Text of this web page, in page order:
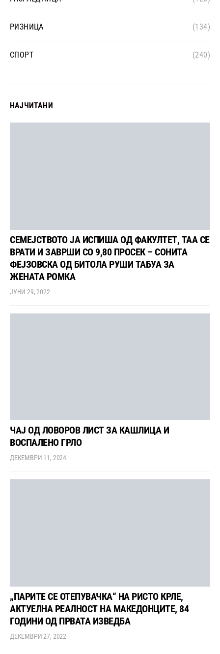
РИЗНИЦА (134)
СПОРТ (240)
НАЈЧИТАНИ
СЕМЕЈСТВОТО ЈА ИСПИША ОД ФАКУЛТЕТ, ТАА СЕ
ВРАТИ И ЗАВРШИ СО 9,80 ПРОСЕК – СОНИТА
ФЕЈЗОВСКА ОД БИТОЛА РУШИ ТАБУА ЗА
ЖЕНАТА РОМКА
ЈУНИ 29, 2022
ЧАЈ ОД ЛОВОРОВ ЛИСТ ЗА КАШЛИЦА И
ВОСПАЛЕНО ГРЛО
ДЕКЕМВРИ 11, 2024
„ПАРИТЕ СЕ ОТЕПУВАЧКА“ НА РИСТО КРЛЕ,
АКТУЕЛНА РЕАЛНОСТ НА МАКЕДОНЦИТЕ, 84
ГОДИНИ ОД ПРВАТА ИЗВЕДБА
ДЕКЕМВРИ 27, 2022